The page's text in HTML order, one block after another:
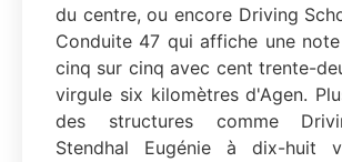
du centre, ou encore Driving
Conduite 47 qui affiche une
cinq sur cinq avec cent trente-
virgule six kilomètres d'Agen.
des structures comme
Stendhal Eugénie à dix-huit